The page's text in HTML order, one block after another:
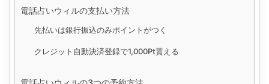
電話占いウィルの支払い方法
先払いは銀行振込のみポイントがつく
クレジット自動決済登録で1,000Pt貰える